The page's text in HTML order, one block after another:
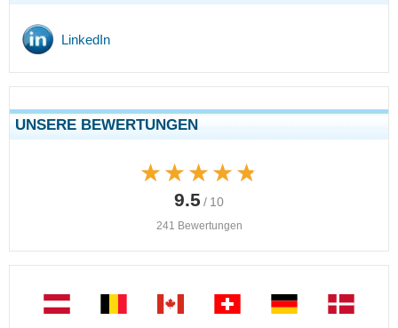
LinkedIn
UNSERE BEWERTUNGEN
★★★★★
★★★★★
9.5 / 10
241 Bewertungen